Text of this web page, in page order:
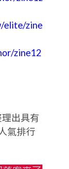
zine1215
zine1215
出具有
氣排行